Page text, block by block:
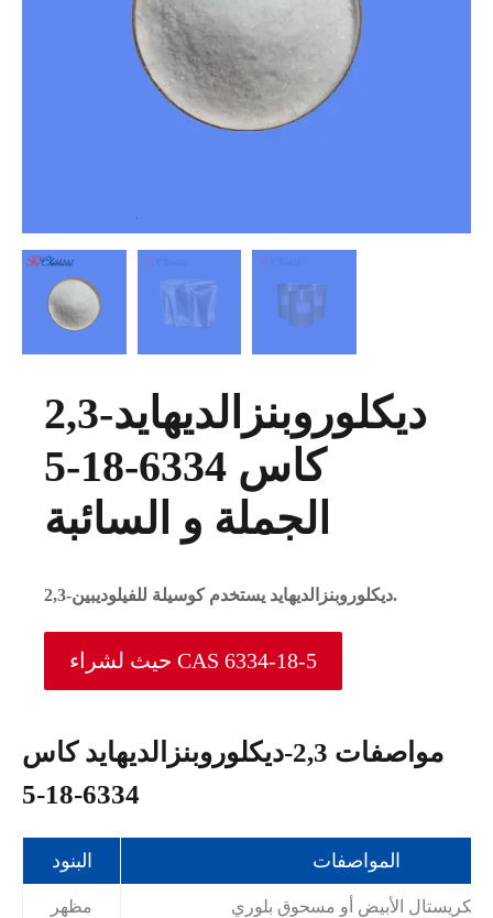
2,3-ديكلوروبنزالديهايد
كاس 6334-18-5
الجملة و السائبة
2,3-ديكلوروبنزالديهايد يستخدم كوسيلة للفيلوديبين.
حيث لشراء CAS 6334-18-5
مواصفات 2,3-ديكلوروبنزالديهايد كاس
6334-18-5
البنود المواصفات
مظهر الكريستال الأبيض أو مسحوق بلوري